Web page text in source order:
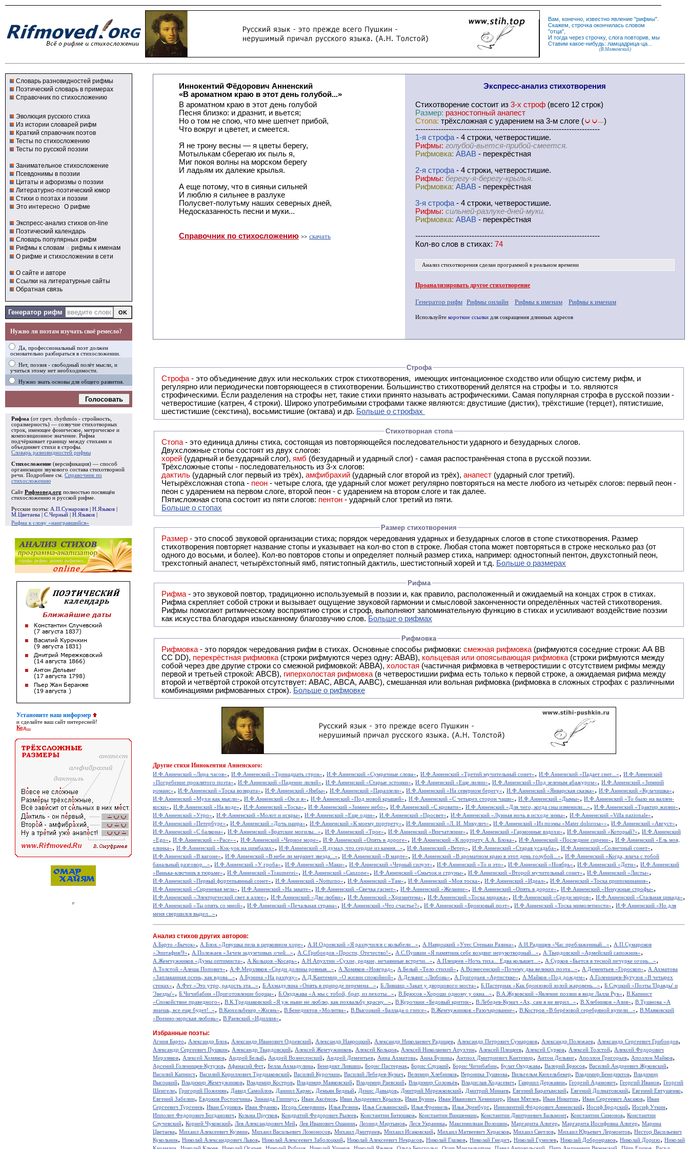
Вам, конечно, известно явление "рифмы".
Скажем, строчка окончилась словом
"отца",
И тогда через строчку, слога повторив, мы
Ставим какое-нибудь: ламцадрица-ца...
(В.Маяковский)
Словарь разновидностей рифмы
Поэтический словарь в примерах
Справочник по стихосложению
Эволюция русского стиха
Из истории словарей рифм
Краткий справочник поэтов
Тесты по стихосложению
Тесты по русской поэзии
Занимательное стихосложение
Псевдонимы в поэзии
Цитаты и афоризмы о поэзии
Литературно-поэтический юмор
Стихи о поэтах и поэзии
Это интересно О рифме
Экспресс-анализ стихов on-line
Поэтический календарь
Словарь популярных рифм
Рифмы к словам и рифмы к именам
О рифме и стихосложении в сети
О сайте и авторе
Ссылки на литературные сайты
Обратная связь
Генератор рифм
Нужно ли поэтам изучать своё ремесло?
Да, профессиональный поэт должен
основательно разбираться в стихосложении.
Нет, поэзия - свободный полёт мысли, и
учиться этому нет необходимости.
Нужно знать основы для общего развития.
Голосовать
Рифма (от греч. rhythmós - стройность,
соразмерность) — созвучие стихотворных
строк, имеющее фоническое, метрическое и
композиционное значение. Рифма
подчёркивает границу между стихами и
объединяет стихи в строфы
Словарь разновидностей рифмы
Стихосложение (версификация) — способ
организации звукового состава стихотворной
речи. Подробнее см. Справочник по
стихосложению
Сайт Рифмовед.org полностью посвящён
стихосложению и русской рифме.
Русские поэты: А.П.Сумароков Н.Языков
М.Цветаева
С.Черный Н.Языков
Рифма к слову «наигравшийся»
Установите наш информер
и сделайте ваш сайт интересней!
Код...
Иннокентий Фёдорович Анненский
«В ароматном краю в этот день голубой...»
В ароматном краю в этот день голубой
Песня близко: и дразнит, и вьется;
Но о том не спою, что мне шепчет прибой,
Что вокруг и цветет, и смеется.
Я не трону весны — я цветы берегу,
Мотылькам сберегаю их пыль я,
Миг покоя волны на морском берегу
И ладьям их далекие крылья.
А еще потому, что в сияньи сильней
И люблю я сильнее в разлуке
Полусвет-полутьму наших северных дней,
Недосказанность песни и муки...
Справочник по стихосложению >> скачать
Экспресс-анализ стихотворения
Cтихотворение состоит из 3-х строф (всего 12 строк)
Размер: разностопный анапест
Стопа: трёхсложная с ударением на 3-м слоге ( —)
------------------------------------------------------------------------
1-я cтрофа - 4 строки, четверостишие.
Рифмы: голубой-вьется-прибой-смеется.
Рифмовка: ABAB - перекрёстная
2-я cтрофа - 4 строки, четверостишие.
Рифмы: берегу-я-берегу-крылья.
Рифмовка: ABAB - перекрёстная
3-я cтрофа - 4 строки, четверостишие.
Рифмы: сильней-разлуке-дней-муки.
Рифмовка: ABAB - перекрёстная
------------------------------------------------------------------------
Кол-во слов в стихах: 74
Анализ стихотворениясделан программой в реальном времени
Проанализировать другое стихотворение
Генератор рифм Рифмы онлайн Рифмы к именам Рифмы к именам
Используйте короткие ссылки для сокращения длинных адресов
Строфа
Строфа - это объединение двух или нескольких строк стихотворения, имеющих интонационное сходство или общую систему рифм, и
регулярно или периодически повторяющееся в стихотворении. Большинство стихотворений делятся на строфы и т.о. являются
строфическими. Если разделения на строфы нет, такие стихи принято называть астрофическими. Самая популярная строфа в русской поэзии -
четверостишие (катрен, 4 строки). Широко употребимыми строфами также являются: двустишие (дистих), трёхстишие (терцет), пятистишие,
шестистишие (секстина), восьмистишие (октава) и др. Больше о строфах
Стихотворная стопа
Стопа - это единица длины стиха, состоящая из повторяющейся последовательности ударного и безударных слогов.
Двухсложные стопы состоят из двух слогов:
хорей (ударный и безударный слог), ямб (безударный и ударный слог) - самая распостранённая стопа в русской поэзии.
Трёхсложные стопы - последовательность из 3-х слогов:
дактиль (ударный слог первый из трёх), амфибрахий (ударный слог второй из трёх), анапест (ударный слог третий).
Четырёхсложная стопа - пеон - четыре слога, где ударный слог может регулярно повторяться на месте любого из четырёх слогов: первый пеон -
пеон с ударением на первом слоге, второй пеон - с ударением на втором слоге и так далее.
Пятисложная стопа состоит из пяти слогов: пентон - ударный слог третий из пяти.
Больше о стопах
Размер стихотворения
Размер - это способ звуковой организации стиха; порядок чередования ударных и безударных слогов в стопе стихотворения. Размер
стихотворения повторяет название стопы и указывает на кол-во стоп в строке. Любая стопа может повторяться в строке несколько раз (от
одного до восьми, и более). Кол-во повторов стопы и определяет полный размер стиха, например: одностопный пентон, двухстопный пеон,
трехстопный анапест, четырёхстопный ямб, пятистопный дактиль, шестистопный хорей и т.д. Больше о размерах
Рифма
Рифма
- это звуковой повтор, традиционно используемый в поэзии и, как правило, расположенный и ожидаемый на концах строк в стихах.
Рифма скрепляет собой строки и вызывает ощущение звуковой гармонии и смысловой законченности определённых частей стихотворения.
Рифмы помогают ритмическому восприятию строк и строф, выполняют запоминательную функцию в стихах и усиливают воздействие поэзии
как искусства благодаря изысканному благозвучию слов. Больше о рифмах
Рифмовка
Рифмовка - это порядок чередования рифм в стихах. Основные способы рифмовки: смежная рифмовка (рифмуются соседние строки: AA ВВ
СС DD), перекрёстная рифмовка (строки рифмуются через одну: ABAB), кольцевая или опоясывающая рифмовка (строки рифмуются между
собой через две другие строки со смежной рифмовкой: ABBA), холостая (частичная рифмовка в четверостишии с отсутствием рифмы между
первой и третьей строкой: АBCB), гиперхолостая рифмовка (в четверостишии рифма есть только к первой строке, а ожидаемая рифма между
второй и четвёртой строкой отсутствует: ABAC, ABCA, AABC), смешанная или вольная рифмовка (рифмовка в сложных строфах с различными
комбинациями рифмованных строк). Больше о рифмовке
Другие стихи Иннокентия Анненского:
И.Ф.Анненский «Лира часов», И.Ф.Анненский «Тринадцать строк», И.Ф.Анненский «Сумрачные слова», И.Ф.Анненский «Третий мучительный сонет», И.Ф.Анненский «Падает снег...», И.Ф.Анненский
«Погребение проклятого поэта», И.Ф.Анненский «Падение лилий», И.Ф.Анненский «Старые эстонки», И.Ф.Анненский «Еще лилии», И.Ф.Анненский «Под зеленым абажуром», И.Ф.Анненский «Зимний
романс», И.Ф.Анненский «Тоска возврата», И.Ф.Анненский «Ямбы», И.Ф.Анненский «Параллели», И.Ф.Анненский «На северном берегу», И.Ф.Анненский «Январская сказка», И.Ф.Анненский «Кулачишка»,
И.Ф.Анненский «Мухи как мысли», И.Ф.Анненский «Он и я», И.Ф.Анненский «Под новой крышей», И.Ф.Анненский «С четырех сторон чаши», И.Ф.Анненский «Дымы», И.Ф.Анненский «То было на валлен-
коски», И.Ф.Анненский «На воде», И.Ф.Анненский «Тоска», И.Ф.Анненский «Зимнее небо», И.Ф.Анненский «С кровати», И.Ф.Анненский «Для чего, когда сны изменили...», И.Ф.Анненский «Трактир жизни»,
И.Ф.Анненский «Утро», И.Ф.Анненский «Молот и искры», И.Ф.Анненский «Еще один», И.Ф.Анненский «Просвет», И.Ф.Анненский «Лунная ночь в исходе зимы», И.Ф.Анненский «Villa nazionale»,
И.Ф.Анненский «Петербург», И.Ф.Анненский «Дочь иаира», И.Ф.Анненский «К моему портрету», И.Ф.Анненский «Л. И. Микулич», И.Ф.Анненский «Из поэмы «Mater dolorosa»», И.Ф.Анненский «Август»,
И.Ф.Анненский «С балкона», И.Ф.Анненский «Братские могилы...», И.Ф.Анненский «Трое», И.Ф.Анненский «Впечатление», И.Ф.Анненский «Гармонные вздохи», И.Ф.Анненский «Который?», И.Ф.Анненский
«Ego», И.Ф.Анненский ««Рace»», И.Ф.Анненский «Черное море», И.Ф.Анненский «Опять в дороге», И.Ф.Анненский «К портрету А.А. Блока», И.Ф.Анненский «Последние сирени», И.Ф.Анненский «Ель моя,
елинка», И.Ф.Анненский «Кэк-уок на цимбалах», И.Ф.Анненский «Я думал, что сердце из камня...», И.Ф.Анненский «Ветер», И.Ф.Анненский «Старая усадьба», И.Ф.Анненский «Солнечный сонет»,
И.Ф.Анненский «В вагоне», И.Ф.Анненский «В небе ли меркнет звезда...», И.Ф.Анненский «В марте», И.Ф.Анненский «В ароматном краю в этот день голубой...», И.Ф.Анненский «Когда, влача с тобой
банальный разговор...», И.Ф.Анненский «У гроба», И.Ф.Анненский «Маки», И.Ф.Анненский «Черный силуэт», И.Ф.Анненский «То и это», И.Ф.Анненский «Ноябрь», И.Ф.Анненский «Дети», И.Ф.Анненский
«Ванька-ключник в тюрьме», И.Ф.Анненский «Traumerei», И.Ф.Анненский «Canzone», И.Ф.Анненский «Смычок и струны», И.Ф.Анненский «Второй мучительный сонет», И.Ф.Анненский «Листы»,
И.Ф.Анненский «Первый фортепьянный сонет», И.Ф.Анненский «Notturno», И.Ф.Анненский «Там», И.Ф.Анненский «Моя тоска», И.Ф.Анненский «Идеал», И.Ф.Анненский «Тоска припоминания»,
И.Ф.Анненский «Сиреневая мгла», И.Ф.Анненский «На закате», И.Ф.Анненский «Свечка гаснет», И.Ф.Анненский «Желание», И.Ф.Анненский «Опять в дороге», И.Ф.Анненский «Ненужные строфы»,
И.Ф.Анненский «Электрический свет в аллее», И.Ф.Анненский «Две любви», И.Ф.Анненский «Хризантема», И.Ф.Анненский «Тоска миража», И.Ф.Анненский «Среди миров», И.Ф.Анненский «Стальная цикада»,
И.Ф.Анненский «Ты опять со мной», И.Ф.Анненский «Печальная страна», И.Ф.Анненский «Что счастье?», И.Ф.Анненский «Бронзовый поэт», И.Ф.Анненский «Тоска мимолетности», И.Ф.Анненский «Но для
меня свершился выдел...»,
Анализ стихов других авторов:
А.Барто «Бычок», А.Блок «Девушка пела в церковном хоре», А.И.Одоевский «Я разлучился с колыбели...», А.Навроцкий «Утес Cтеньки Разина», А.Н.Радищев «Час преблаженный...», А.П.Сумароков
«Эпитафия/9», А.Полежаев «Зачем задумчивых очей...», А.С.Грибоедов «Прости, Отечество!», А.С.Пушкин «Я памятник себе воздвиг нерукотворный...», А.Твардовский «Армейский сапожник»,
А.Жемчужников «Думы оптимиста», А.Кольцов «Косарь», А.Н.Апухтин «Сухие, редкие, нечаянные встречи...», А.Плещеев «Ночь тиха... Едва колышет...», А.Сурков «Бьется в тесной печурке огонь...»,
А.Толстой «Алеша Попович», А.Ф.Мерзляков «Среди долины ровныя...», А.Хомяков «Новград», А.Белый «Тело стихий», А.Вознесенский «Почему два великих поэта...», А.Дементьев «Гороскоп», А.Ахматова
«Заплаканная осень, как вдова...», А.Бунина «На разлуку», А.Д.Кантемир «О жизни спокойной», А.Дельвиг «Любовь», А.Григорьев «Артисткке», А.Майков «Под дождем», А.Голенищев-Кутузов «В четырех
стенах», А.Фет «Это утро, радость эта...», Б.Ахмадулина «Опять в природе перемена...», Б.Лившиц «Закат у дворцового моста», Б.Пастернак «Как бронзовой золой жаровень...», Б.Слуцкий «Поэты 'Правды' и
'Звезды'», Б.Чичибабин «Приготовление борща», Б.Окуджава «А мы с тобой, брат, из пехоты...», В.Брюсов «Хорошо одному у окна...», В.А.Жуковский «Явление поэзии в виде Лалла Рук», В.Капнист
«Спокойствие праведного», В.К.Тредиаковский «Я уж ныне не люблю, как похвальбу красну...», В.Курочкин «Бедовый критик», В.Лебедев-Кумач «Ах, сам я не верил...», В.Хлебников «Азия», В.Тушнова «А
знаешь, все еще будет!..», В.Кюхельбекер «Жизнь», В.Бенедиктов «Молитва», В.Высоцкий «Баллада о гипсе», В.Жемчужников «Разочарование», В.Костров «В берёзовой серебряной купели...», В.Маяковский
«Военно-морская любовь», В.Раевский «Идиллия»,
Избранные поэты:
Агния Барто, Александр Блок, Александр Иванович Одоевский, Александр Навроцкий, Александр Николаевич Радищев, Александр Петрович Сумароков, Александр Полежаев, Александр Сергеевич Грибоедов,
Александр Сергеевич Пушкин, Александр Твардовский, Алексей Жемчужников, Алексей Кольцов, Алексей Николаевич Апухтин, Алексей Плещеев, Алексей Сурков, Алексей Толстой, Алексей Федорович
Мерзляков, Алексей Хомяков, Андрей Белый, Андрей Вознесенский, Андрей Дементьев, Анна Ахматова, Анна Бунина, Антиох Дмитриевич Кантемир, Антон Дельвиг, Аполлон Григорьев, Аполлон Майков,
Арсений Голенищев-Кутузов, Афанасий Фет, Белла Ахмадулина, Бенедикт Лившиц, Борис Пастернак, Борис Слуцкий, Борис Чичибабин, Булат Окуджава, Валерий Брюсов, Василий Андреевич Жуковский,
Василий Капнист, Василий Кириллович Тредиаковский, Василий Курочкин, Василий Лебедев-Кумач, Велимир Хлебников, Вероника Тушнова, Вильгельм Кюхельбекер, Владимир Бенедиктов, Владимир
Высоцкий, Владимир Жемчужников, Владимир Костров, Владимир Маяковский, Владимир Раевский, Владимир Соловьёв, Владислав Ходасевич, Гавриил Державин, Георгий Адамович, Георгий Иванов, Георгий
Шенгели, Григорий Поженян, Давид Самойлов, Даниил Хармс, Демьян Бедный, Денис Давыдов, Дмитрий Мережковский, Дмитрий Минаев, Евгений Баратынский, Евгений Долматовский, Евгений Евтушенко,
Евгений Забелин, Евдокия Ростопчина, Зинаида Гиппиус, Иван Аксёнов, Иван Андреевич Крылов, Иван Бунин, Иван Иванович Хемницер, Иван Мятлев, Иван Никитин, Иван Сергеевич Аксаков, Иван
Сергеевич Тургенев, Иван Суриков, Иван Франко, Игорь Северянин, Илья Резник, Илья Сельвинский, Илья Френкель, Илья Эренбург, Иннокентий Фёдорович Анненский, Иосиф Бродский, Иосиф Уткин,
Ипполит Федорович Богданович, Козьма Прутков, Кондратий Федорович Рылеев, Константин Батюшков, Константин Ваншенкин, Константин Дмитриевич Бальмонт, Константин Симонов, Константин
Случевский, Корней Чуковский, Лев Александрович Мей, Лев Иванович Ошанин, Леонид Мартынов, Леся Украинка, Максимилиан Волошин, Маргарита Алигер, Маргарита Иосифовна Алигер, Марина
Цветаева, Михаил Алексеевич Кузмин, Михаил Васильевич Ломоносов, Михаил Дмитриев, Михаил Исаковский, Михаил Матвеевич Херасков, Михаил Светлов, Михаил Юрьевич Лермонтов, Нестор Васильевич
Кукольник, Николай Александрович Львов, Николай Алексеевич Заболоцкий, Николай Алексеевич Некрасов, Николай Глазков, Николай Гнедич, Николай Гумилев, Николай Добронравов, Николай Доризо, Николай